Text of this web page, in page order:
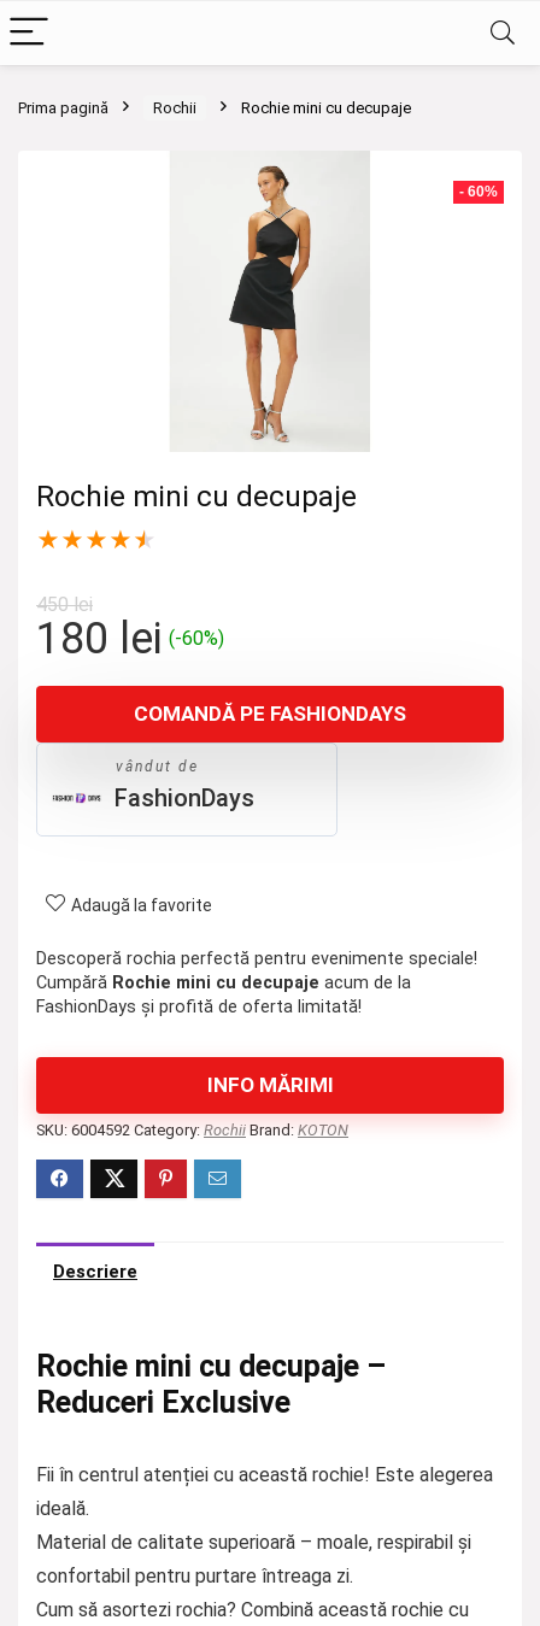
Prima pagină Rochii Rochie mini cu decupaje
- 60%
Rochie mini cu decupaje
★★★★★
450lei
Prețul
a
fost:
450 lei.
180 leiPrețul
este:
180 lei.
(-60%)
COMANDĂ PE FASHIONDAYS
vândut de
FashionDays
Adaugă la favorite
Descoperă rochia perfectă pentru evenimente speciale!
Cumpără Rochie mini cu decupaje acum de la
FashionDays și profită de oferta limitată!
INFO MĂRIMI
SKU: 6004592 Category: Rochii Brand: KOTON
Descriere
Rochie mini cu decupaje –
Reduceri Exclusive
Fii în centrul atenției cu această rochie! Este alegerea
ideală.
Material de calitate superioară – moale, respirabil și
confortabil pentru purtare întreaga zi.
Cum să asortezi rochia? Combină această rochie cu